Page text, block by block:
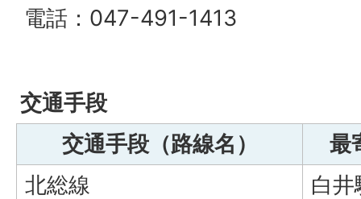
電話：047-491-1413
交通手段
交通手段（路線名）
最
北総線
白井